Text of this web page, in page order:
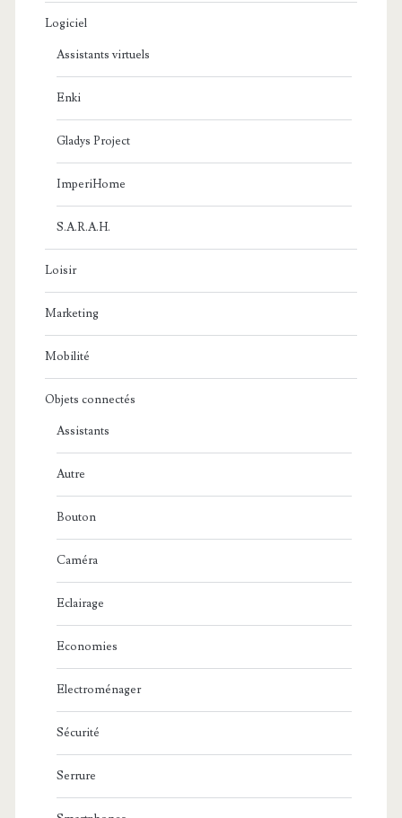
Logiciel
Assistants virtuels
Enki
Gladys Project
ImperiHome
S.A.R.A.H.
Loisir
Marketing
Mobilité
Objets connectés
Assistants
Autre
Bouton
Caméra
Eclairage
Economies
Electroménager
Sécurité
Serrure